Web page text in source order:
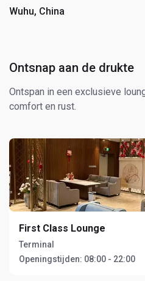
Wuhu, China
Ontsnap aan de drukte
Ontspan in een exclusieve
comfort en rust.
First Class Lounge
Terminal
Openingstijden: 08:00 - 22:00